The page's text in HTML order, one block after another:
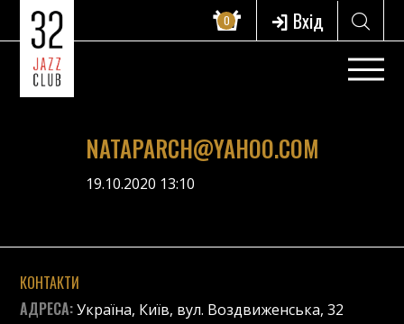
0 Вхід
NATAPARCH@YAHOO.COM
19.10.2020 13:10
КОНТАКТИ
АДРЕСА:Україна, Київ, вул. Воздвиженська, 32